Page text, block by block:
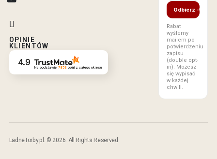
OPINIE
KLIENTÓW
4.9 Na podstawie 7853 opinii z całego okresu
Odbierz -5%
Rabat
wyślemy
mailem po
potwierdzeniu
zapisu
(double opt-
in). Możesz
się wypisać
w każdej
chwili.
LadneTorby.pl. © 2026. All Rights Reserved